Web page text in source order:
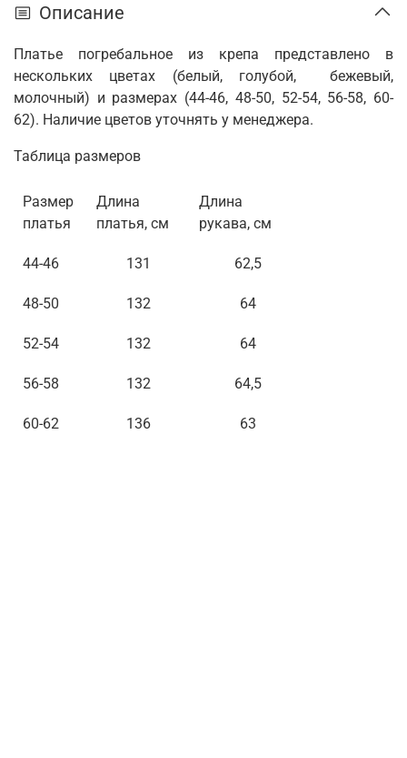
Описание
Платье погребальное из крепа представлено в
нескольких цветах (белый, голубой, бежевый,
молочный) и размерах (44-46, 48-50, 52-54, 56-58, 60-
62). Наличие цветов уточнять у менеджера.
Таблица размеров
Размер
платья
Длина
платья, см
Длина
рукава, см
44-46 131 62,5
48-50 132 64
52-54 132 64
56-58 132 64,5
60-62 136 63